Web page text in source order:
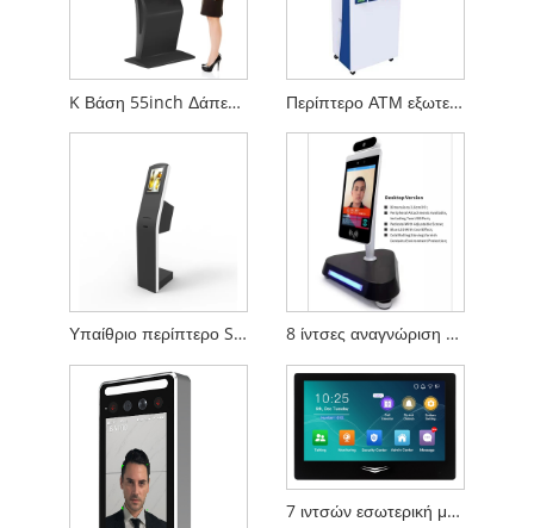
K Βάση 55inch Δάπεδα Σταθερό Πληροφορίες Περιφέρεια Περίπτερο ΑΤΜ εξωτερικού χώρου
Υπαίθριο περίπτερο Self-service 8 ίντσες αναγνώριση προσώπου Τερματικό τοίχο τοποθετημένο τοίχο
7 ιντσών εσωτερική μονάδα ενδοεπικοινωνίας για τηλεοπτικά τηλεφώνα Villa Video Calling